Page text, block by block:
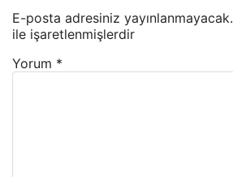
E-posta adresiniz yayınlanmayacak.
ile işaretlenmişlerdir
Yorum *